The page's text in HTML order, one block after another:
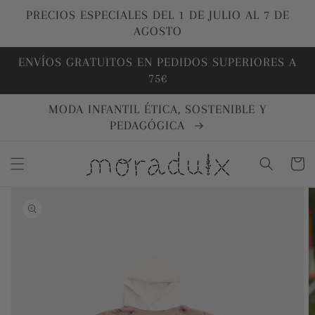
directamente
PRECIOS ESPECIALES DEL 1 DE JULIO AL 7 DE
AGOSTO
ENVÍOS GRATUITOS EN PEDIDOS SUPERIORES A
75€
MODA INFANTIL ÉTICA, SOSTENIBLE Y
PEDAGÓGICA
Carrito
información